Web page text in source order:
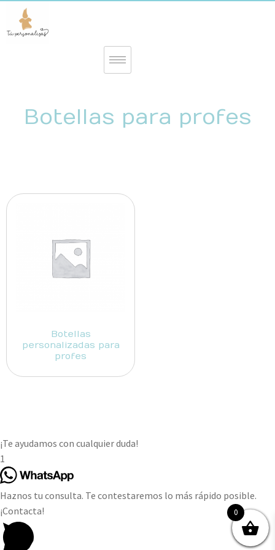
Botellas para profes
Botellas
personalizadas para
profes
0
¡Te ayudamos con cualquier duda!
1
Haznos tu consulta. Te contestaremos lo más rápido posible.
¡Contacta!